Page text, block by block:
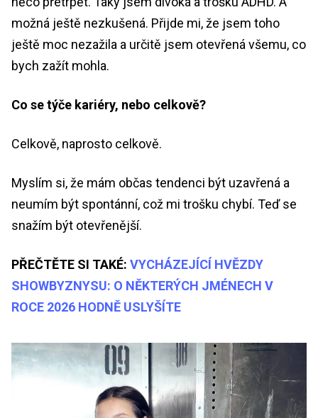
možná ještě nezkušená. Přijde mi, že jsem toho
ještě moc nezažila a určitě jsem otevřená všemu, co
bych zažít mohla.
Co se týče kariéry, nebo celkově?
Celkově, naprosto celkově.
Myslím si, že mám občas tendenci být uzavřená a
neumím být spontánní, což mi trošku chybí. Teď se
snažím být otevřenější.
PŘEČTĚTE SI TAKÉ: VYCHÁZEJÍCÍ HVĚZDY
SHOWBYZNYSU: O NĚKTERÝCH JMÉNECH V
ROCE 2026 HODNĚ USLYŠÍTE